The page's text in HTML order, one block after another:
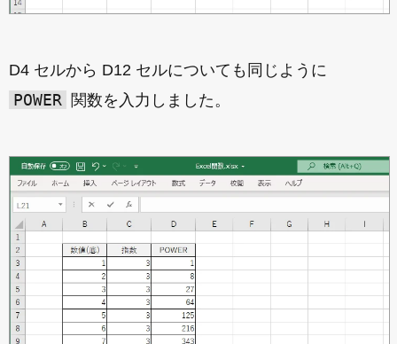
D4 セルから D12 セルについても同じように
POWER 関数を入力しました。